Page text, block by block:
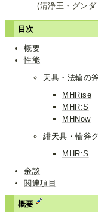
(清浄王・グン
目次
概要
性能
天具・法輪の
MHRise
MHR:S
MHNow
緋天具・輪斧
MHR:S
余談
関連項目
概要